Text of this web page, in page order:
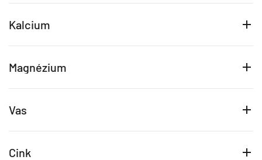
Kalcium
Magnézium
Vas
Cink